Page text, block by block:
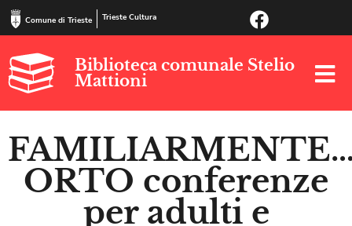
Comune di Trieste Trieste Cultura
Biblioteca comunale Stelio
Mattioni
ORTO conferenze
per adulti e